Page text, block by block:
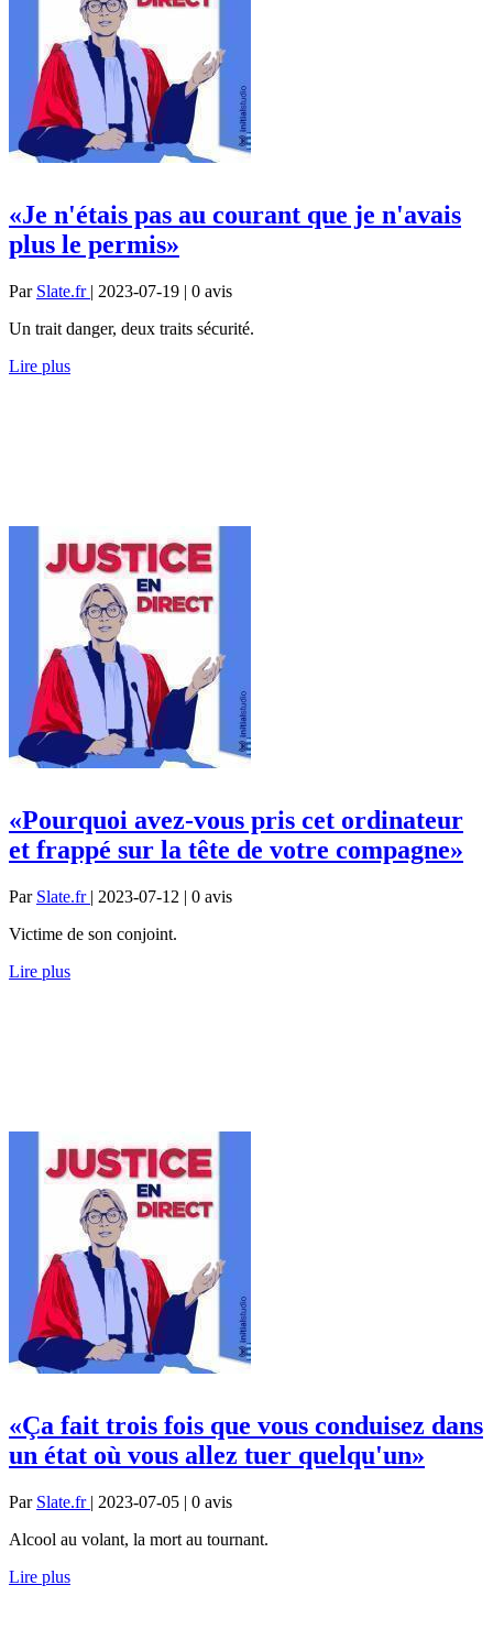
«Je n'étais pas au courant que je n'avais
plus le permis»
Par Slate.fr | 2023-07-19 | 0 avis
Un trait danger, deux traits sécurité.
Lire plus
«Pourquoi avez-vous pris cet ordinateur
et frappé sur la tête de votre compagne»
Par Slate.fr | 2023-07-12 | 0 avis
Victime de son conjoint.
Lire plus
«Ça fait trois fois que vous conduisez dans
un état où vous allez tuer quelqu'un»
Par Slate.fr | 2023-07-05 | 0 avis
Alcool au volant, la mort au tournant.
Lire plus